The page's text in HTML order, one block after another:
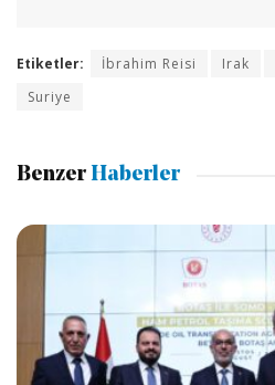
Etiketler: İbrahim Reisi Irak
Suriye
Benzer Haberler